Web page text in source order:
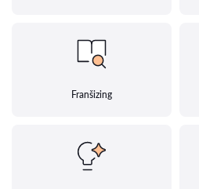
Franšizing